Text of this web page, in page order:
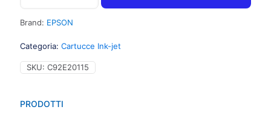
PRODOTTI
Cartuccia
inchiostro
magenta
EXPRESSION
PREMIUM
XP
1pz
Brand: EPSON
Categoria: Cartucce Ink-jet
SKU: C92E20115